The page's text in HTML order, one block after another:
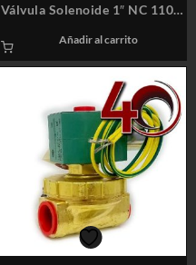
Válvula Solenoide 1″ NC 110V
8210G004
Añadir al carrito